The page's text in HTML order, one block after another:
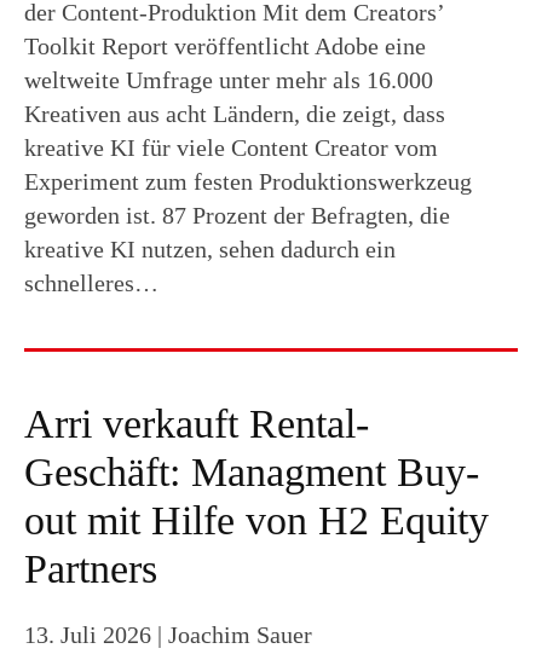
der Content-Produktion Mit dem Creators’
Toolkit Report veröffentlicht Adobe eine
weltweite Umfrage unter mehr als 16.000
Kreativen aus acht Ländern, die zeigt, dass
kreative KI für viele Content Creator vom
Experiment zum festen Produktionswerkzeug
geworden ist. 87 Prozent der Befragten, die
kreative KI nutzen, sehen dadurch ein
schnelleres…
Arri verkauft Rental-
Geschäft: Managment Buy-
out mit Hilfe von H2 Equity
Partners
13. Juli 2026 | Joachim Sauer